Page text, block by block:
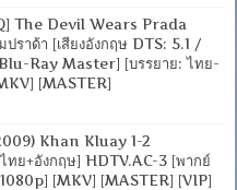
The Devil Wears Prada
ราด้า [เสียงอังกฤษ DTS: 5.1 /
Ray Master] [บรรยาย: ไทย-
[MASTER]
Khan Kluay 1-2
ทย+อังกฤษ] HDTV.AC-3 [พากย์
[MKV] [MASTER] [VIP]